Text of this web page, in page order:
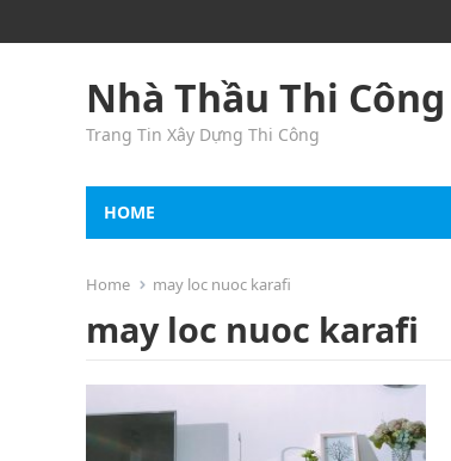
Nhà Thầu Thi Công
Trang Tin Xây Dựng Thi Công
HOME
Home may loc nuoc karafi
may loc nuoc karafi